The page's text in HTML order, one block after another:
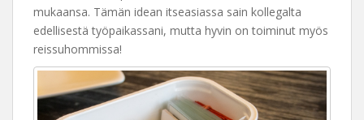
mukaansa. Tämän idean itseasiassa sain kollegalta
edellisestä työpaikassani, mutta hyvin on toiminut myös
reissuhommissa!